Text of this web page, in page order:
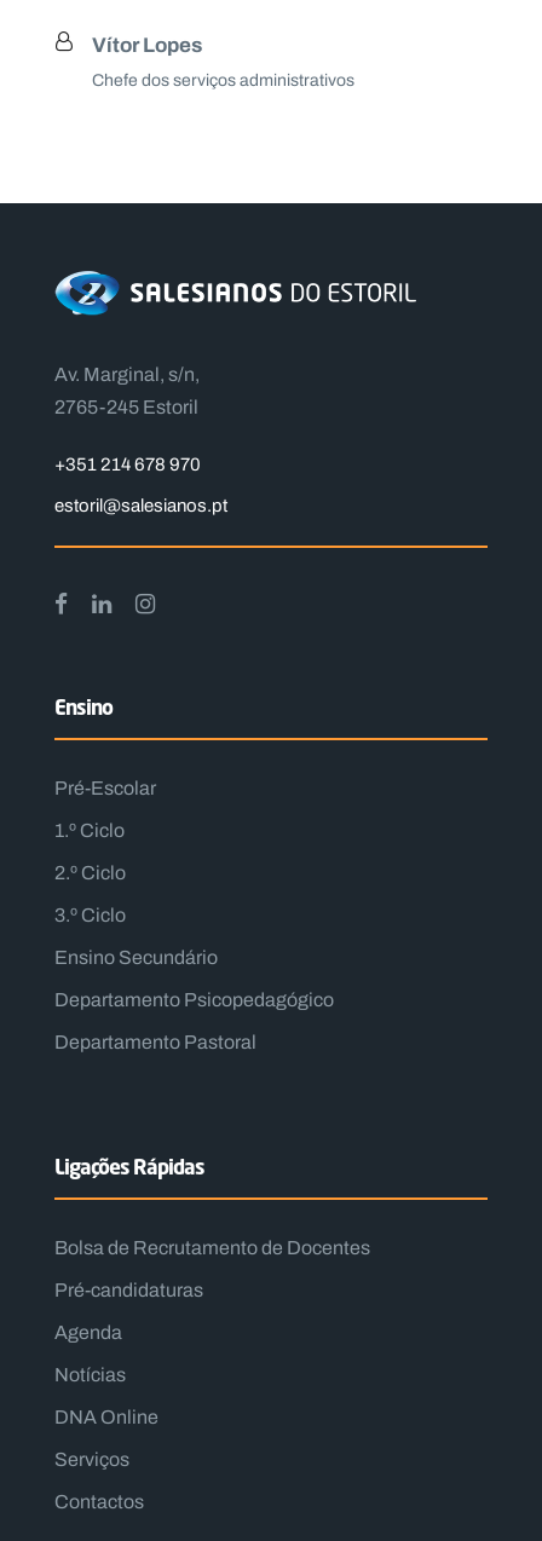
Vítor Lopes
Chefe dos serviços administrativos
Av. Marginal, s/n,
2765-245 Estoril
+351 214 678 970
estoril@salesianos.pt
Ensino
Pré-Escolar
1.º Ciclo
2.º Ciclo
3.º Ciclo
Ensino Secundário
Departamento Psicopedagógico
Departamento Pastoral
Ligações Rápidas
Bolsa de Recrutamento de Docentes
Pré-candidaturas
Agenda
Notícias
DNA Online
Serviços
Contactos